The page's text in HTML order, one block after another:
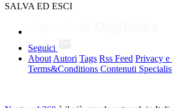
SALVA ED ESCI
Seguici
About Autori Tags Rss Feed Privacy
Terms&Conditions Contenuti